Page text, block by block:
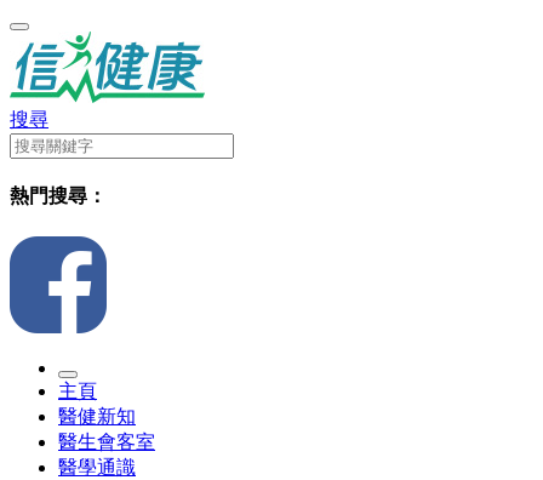
搜尋
熱門搜尋：
主頁
醫健新知
醫生會客室
醫學通識